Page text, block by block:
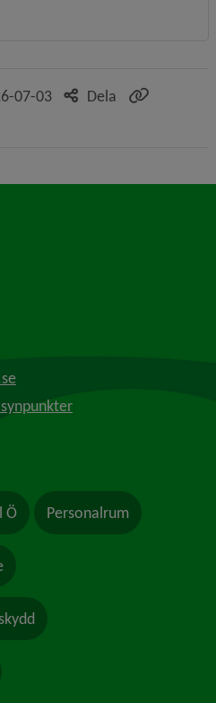
07-03
Dela
webbplats, öppnas i nytt
Ö Personalrum